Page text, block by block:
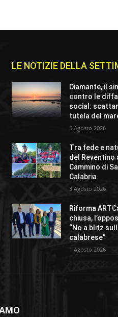
LE NOTIZIE DELLA
Diamante, il
contro le
social:
tutela del
5 Agosto 2026
Tra fede e
del Reventino
Cammino di
Calabria
3 Agosto 2026
Riforma
chiusa,
“No a blitz
calabrese”
1 Agosto 2026